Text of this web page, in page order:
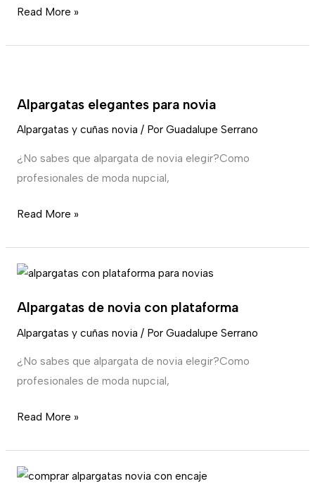
Read More »
Alpargatas elegantes para novia
Alpargatas y cuñas novia / Por Guadalupe Serrano
¿No sabes que alpargata de novia elegir?Como
profesionales de moda nupcial,
para
novia
Read More »
Alpargatas de novia con plataforma
Alpargatas y cuñas novia / Por Guadalupe Serrano
¿No sabes que alpargata de novia elegir?Como
profesionales de moda nupcial,
Alpargatas
novia
con
Read More »
Alpargatas